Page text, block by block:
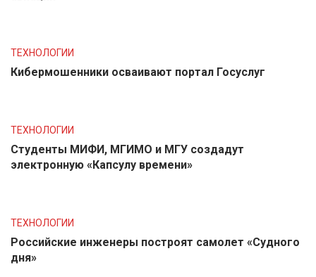
ТЕХНОЛОГИИ
Кибермошенники осваивают портал Госуслуг
ТЕХНОЛОГИИ
Студенты МИФИ, МГИМО и МГУ создадут
электронную «Капсулу времени»
ТЕХНОЛОГИИ
Российские инженеры построят самолет «Судного
дня»